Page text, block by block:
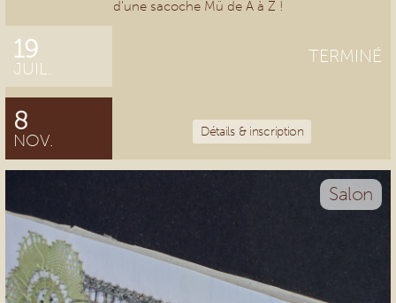
d'une sacoche Mü de A à Z !
19
JUIL.
TERMINÉ
8
NOV. Détails & inscription
Salon